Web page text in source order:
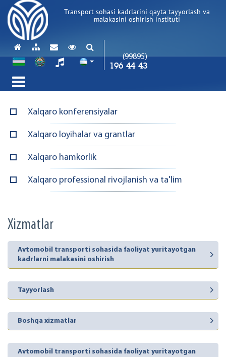
Transport sohasi kadrlarini qayta tayyorlash va
malakasini oshirish instituti
(99895)
196 44 43
Xalqaro konferensiyalar
Xalqaro loyihalar va grantlar
Xalqaro hamkorlik
Xalqaro professional rivojlanish va ta'lim
Xizmatlar
Avtomobil transporti sohasida faoliyat yuritayotgan
kadrlarni malakasini oshirish
Tayyorlash
Boshqa xizmatlar
Avtomobil transporti sohasida faoliyat yuritayotgan